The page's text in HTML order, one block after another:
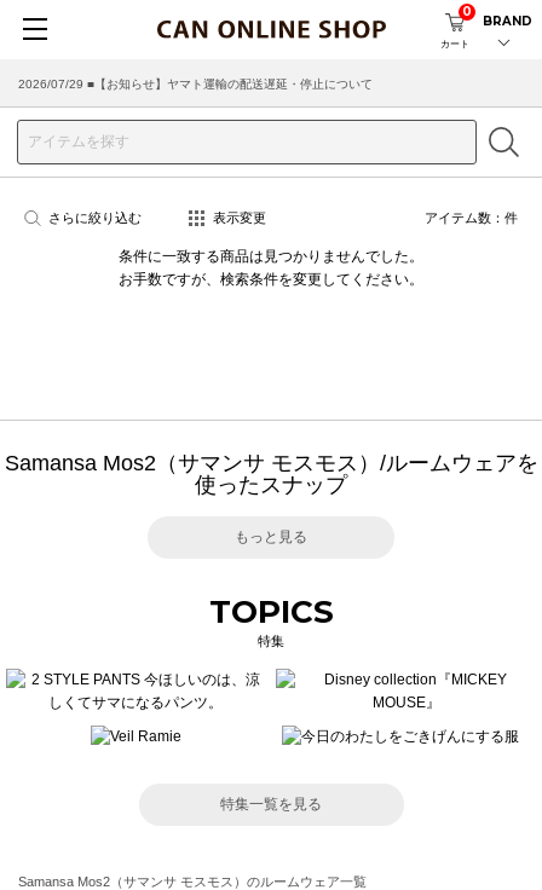
カート
0
BRAND
2026/07/29 ■【お知らせ】ヤマト運輸の配送遅延・停止について
さらに絞り込む 表示変更 アイテム数： 件
条件に一致する商品は見つかりませんでした。
お手数ですが、検索条件を変更してください。
Samansa Mos2（サマンサ モスモス）/ルームウェアを
使ったスナップ
もっと見る
TOPICS
特集
特集一覧を見る
Samansa Mos2（サマンサ モスモス）のルームウェア一覧